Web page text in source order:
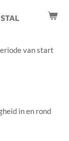
van start
in en rond